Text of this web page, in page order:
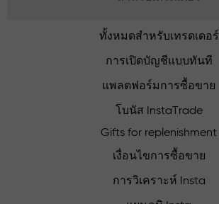
ทั้งหมดสำหรับเทรดเดอร์
การเปิดบัญชีแบบทันที
แพลตฟอร์มการซื้อขาย
โบนัส InstaTrade
Gifts for replenishment
เงื่อนไขการซื้อขาย
การวิเคราะห์ Insta